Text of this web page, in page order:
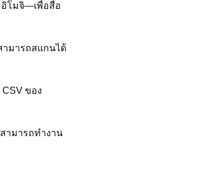
โมจิ—เพื่อสื่อ
ามารถสแกนได้
ของ
ามารถทำงาน